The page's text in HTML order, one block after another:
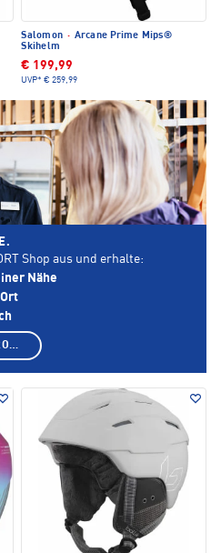
Salomon · Arcane Prime Mips®
Skihelm
€ 199,99
UVP* € 259,99
Shop aus und erhalte:
Nähe
SHOP AUSWÄHLEN UND PRODUKTE ANZEIGEN